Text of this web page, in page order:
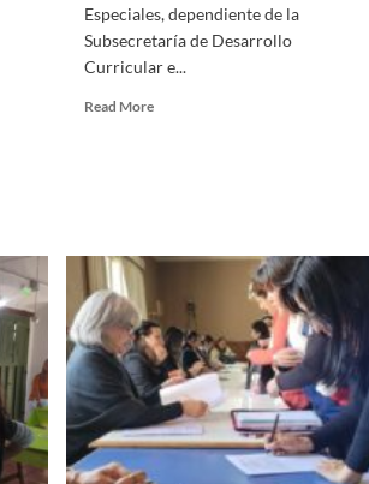
Especiales, dependiente de la
Subsecretaría de Desarrollo
Curricular e...
Read More